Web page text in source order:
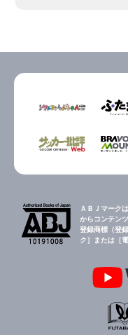
ＡＢＪマーク
からコンテン
登録商標（登
ク］または［